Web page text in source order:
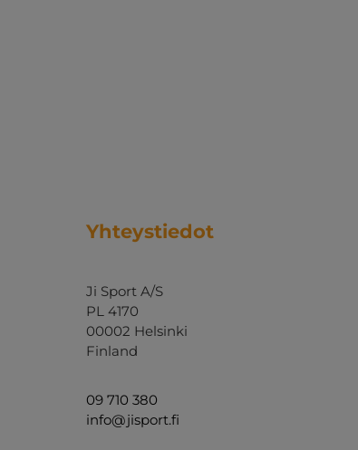
Yhteystiedot
Ji Sport A/S
PL 4170
00002 Helsinki
Finland
09 710 380
info@jisport.fi